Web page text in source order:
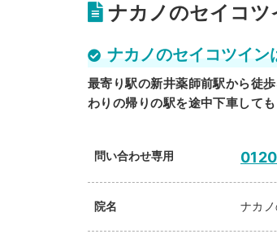
ナカノのセイコツ
ナカノのセイコツイン
最寄り駅の新井薬師前駅から徒
わりの帰りの駅を途中下車して
問い合わせ専用
院名 ナカ